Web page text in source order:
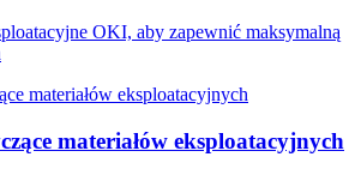
OKI, aby zapewnić maksymalną
materiałów eksploatacyjnych